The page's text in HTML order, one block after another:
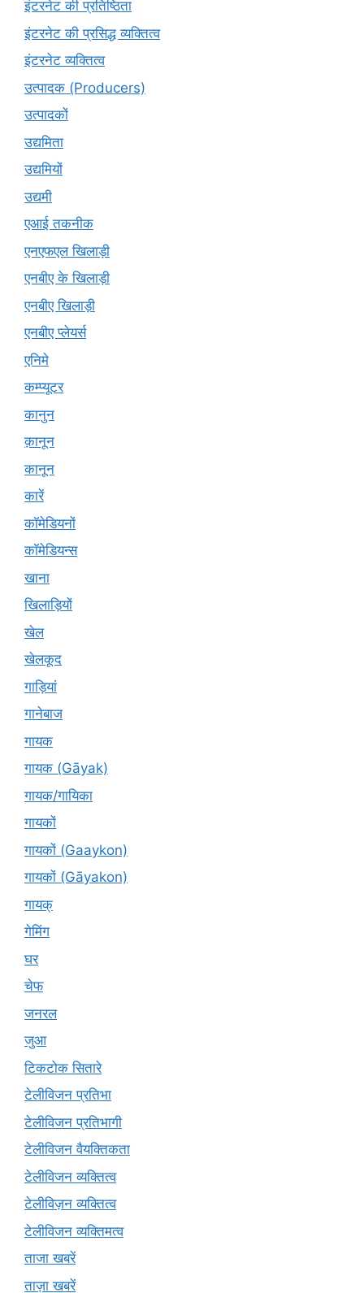
इंटरनेट की प्रतिष्ठिता
इंटरनेट की प्रसिद्ध व्यक्तित्व
इंटरनेट व्यक्तित्व
उत्पादक (Producers)
उत्पादकों
उद्यमिता
उद्यमियों
उद्यमी
एआई तकनीक
एनएफएल खिलाड़ी
एनबीए के खिलाड़ी
एनबीए खिलाड़ी
एनबीए प्लेयर्स
एनिमे
कम्प्यूटर
कानुन
क़ानून
कानून
कारें
कॉमेडियनों
कॉमेडियन्स
खाना
खिलाड़ियों
खेल
खेलकूद
गाड़ियां
गानेबाज
गायक
गायक (Gāyak)
गायक/गायिका
गायकों
गायकों (Gaaykon)
गायकों (Gāyakon)
गायक्
गेमिंग
घर
चेफ
जनरल
जुआ
टिकटोक सितारे
टेलीविजन प्रतिभा
टेलीविजन प्रतिभागी
टेलीविजन वैयक्तिकता
टेलीविजन व्यक्तित्व
टेलीविज़न व्यक्तित्व
टेलीविजन व्यक्तिमत्व
ताजा खबरें
ताज़ा खबरें